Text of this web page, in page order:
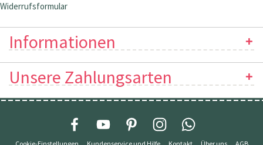
Widerrufsformular
Informationen
Unsere Zahlungsarten